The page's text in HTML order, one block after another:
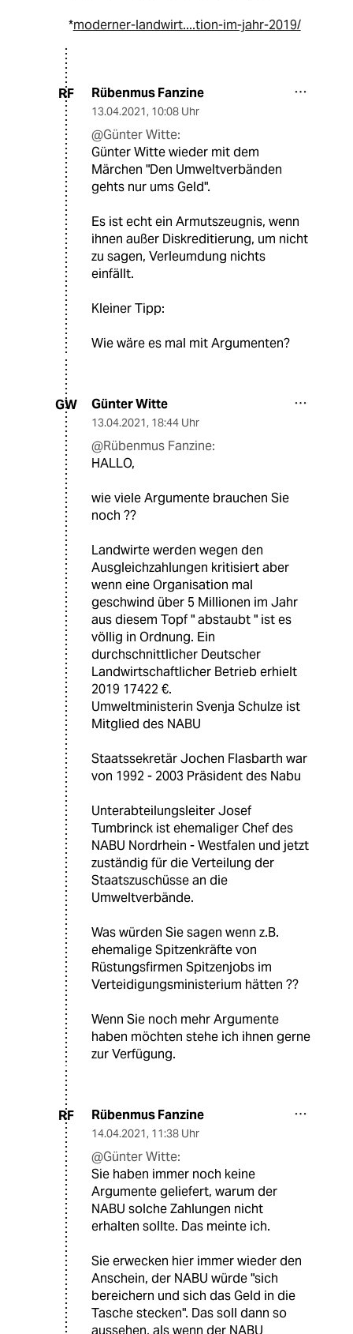
*moderner-landwirt....tion-im-jahr-2019/
RF Rübenmus Fanzine
13.04.2021, 10:08 Uhr
@Günter Witte:
Günter Witte wieder mit dem
Märchen "Den Umweltverbänden
gehts nur ums Geld".
Es ist echt ein Armutszeugnis, wenn
ihnen außer Diskreditierung, um nicht
zu sagen, Verleumdung nichts
einfällt.
Kleiner Tipp:
Wie wäre es mal mit Argumenten?
GW Günter Witte
13.04.2021, 18:44 Uhr
@Rübenmus Fanzine:
HALLO,
wie viele Argumente brauchen Sie
noch ??
Landwirte werden wegen den
Ausgleichzahlungen kritisiert aber
wenn eine Organisation mal
geschwind über 5 Millionen im Jahr
aus diesem Topf " abstaubt " ist es
völlig in Ordnung. Ein
durchschnittlicher Deutscher
Landwirtschaftlicher Betrieb erhielt
2019 17422 €.
Umweltministerin Svenja Schulze ist
Mitglied des NABU
Staatssekretär Jochen Flasbarth war
von 1992 - 2003 Präsident des Nabu
Unterabteilungsleiter Josef
Tumbrinck ist ehemaliger Chef des
NABU Nordrhein - Westfalen und jetzt
zuständig für die Verteilung der
Staatszuschüsse an die
Umweltverbände.
Was würden Sie sagen wenn z.B.
ehemalige Spitzenkräfte von
Rüstungsfirmen Spitzenjobs im
Verteidigungsministerium hätten ??
Wenn Sie noch mehr Argumente
haben möchten stehe ich ihnen gerne
zur Verfügung.
RF Rübenmus Fanzine
14.04.2021, 11:38 Uhr
@Günter Witte:
Sie haben immer noch keine
Argumente geliefert, warum der
NABU solche Zahlungen nicht
erhalten sollte. Das meinte ich.
Sie erwecken hier immer wieder den
Anschein, der NABU würde "sich
bereichern und sich das Geld in die
Tasche stecken". Das soll dann so
aussehen, als wenn der NABU